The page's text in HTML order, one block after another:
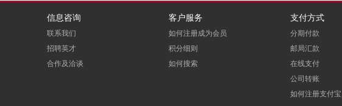
信息咨询
联系我们
招聘英才
合作及洽谈
客户服务
如何注册成为会员
积分细则
如何搜索
支付方式
分期付款
邮局汇款
在线支付
公司转账
如何注册支付宝